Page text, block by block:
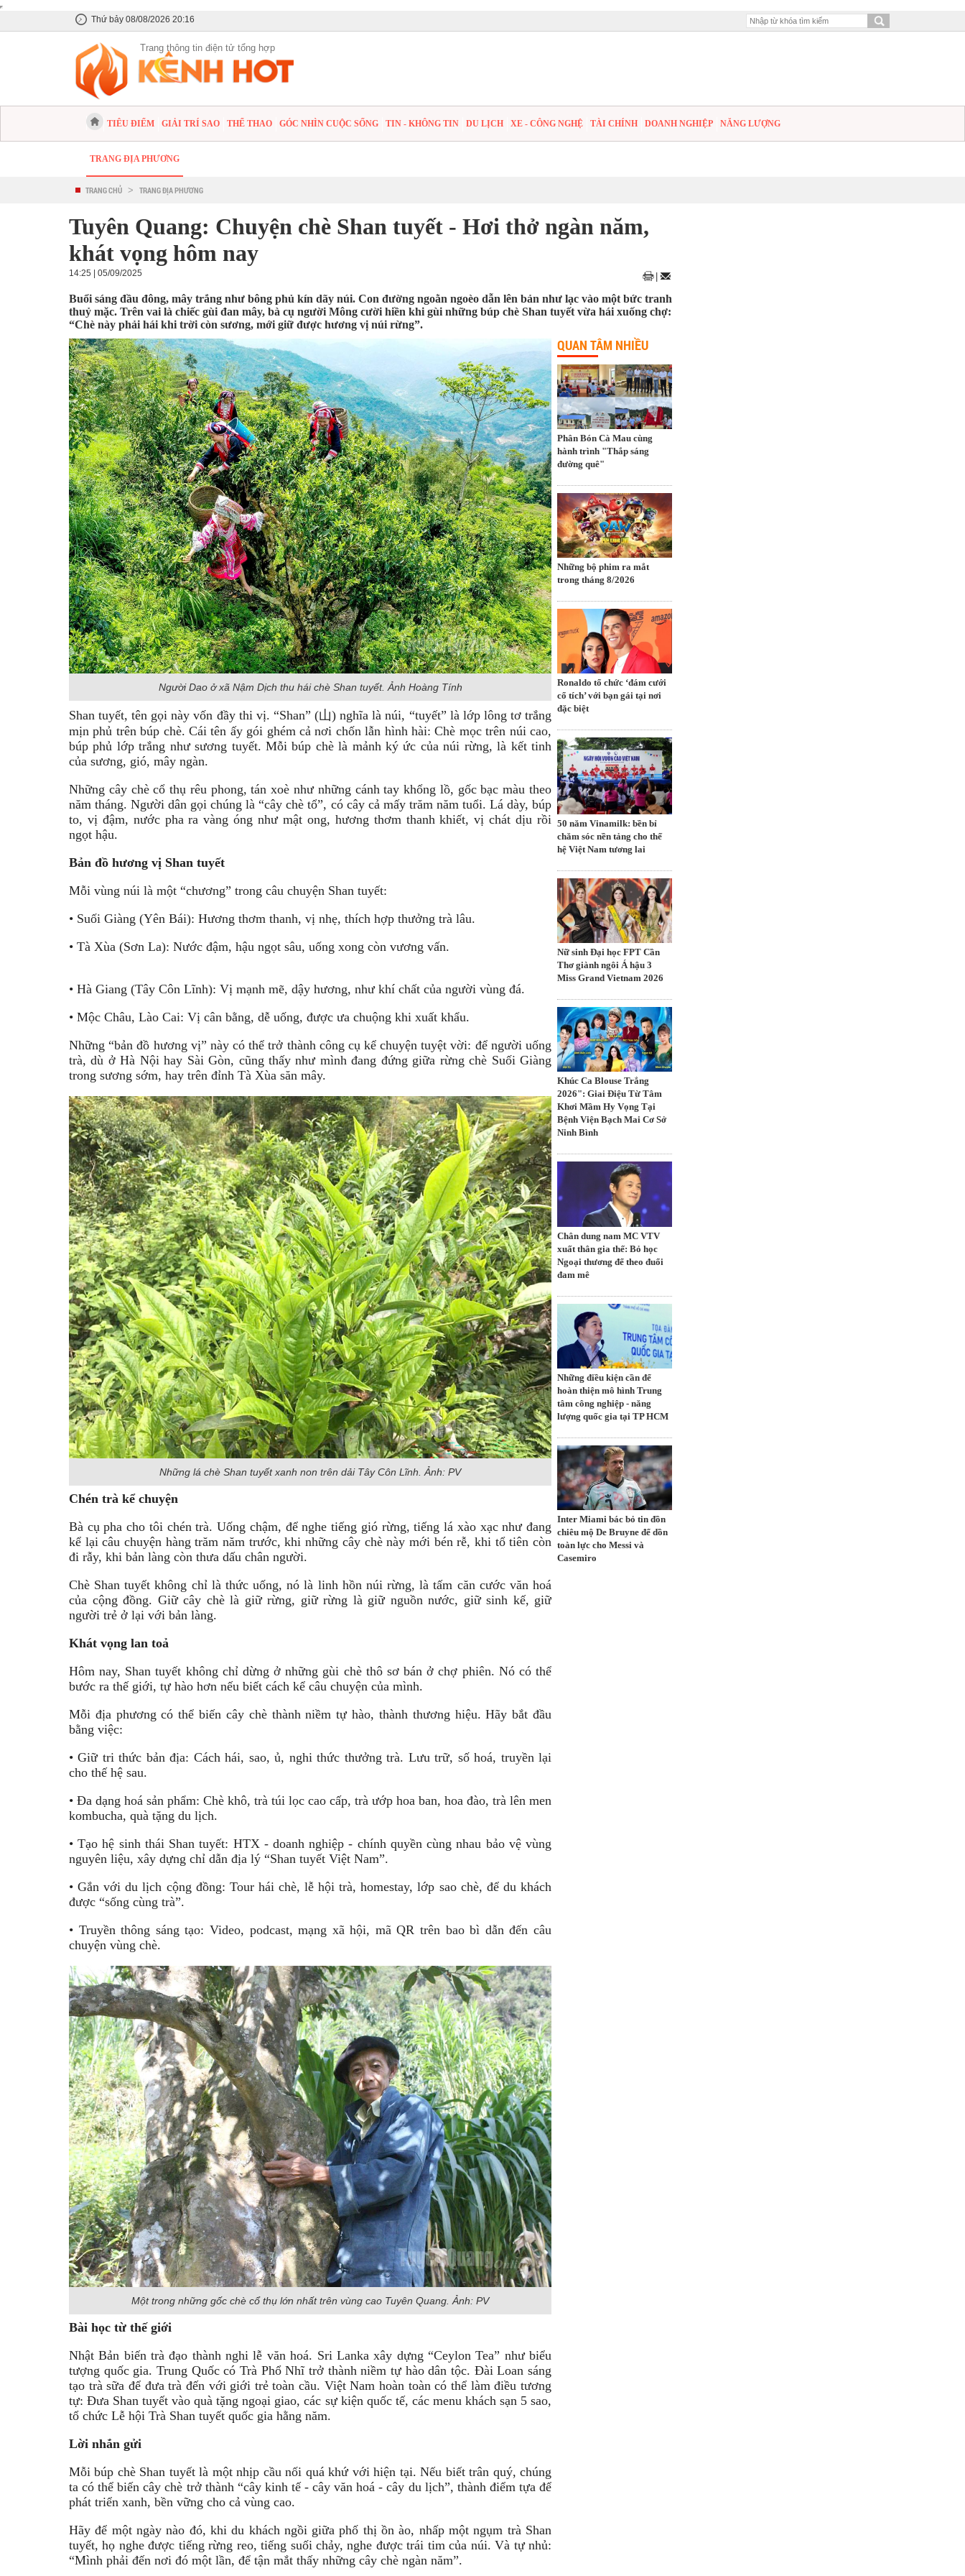
Thứ bảy 08/08/2026 20:16
Trang thông tin điện tử tổng hợp
TIÊU ĐIỂM GIẢI TRÍ SAO THỂ THAO GÓC NHÌN CUỘC SỐNG TIN - KHÔNG TIN DU LỊCH XE - CÔNG NGHỆ TÀI CHÍNH DOANH NGHIỆP NĂNG LƯỢNG
TRANG ĐỊA PHƯƠNG
TRANG CHỦ > TRANG ĐỊA PHƯƠNG
Tuyên Quang: Chuyện chè Shan tuyết - Hơi thở ngàn năm,
khát vọng hôm nay
14:25 | 05/09/2025
Buổi sáng đầu đông, mây trắng như bông phủ kín dãy núi. Con đường ngoằn ngoèo dẫn lên bản như lạc vào một bức tranh
thuỷ mặc. Trên vai là chiếc gùi đan mây, bà cụ người Mông cười hiền khi gùi những búp chè Shan tuyết vừa hái xuống chợ:
“Chè này phải hái khi trời còn sương, mới giữ được hương vị núi rừng”.
Người Dao ở xã Nậm Dịch thu hái chè Shan tuyết. Ảnh Hoàng Tính
Shan tuyết, tên gọi này vốn đầy thi vị. “Shan” (山) nghĩa là núi, “tuyết” là lớp lông tơ trắng
mịn phủ trên búp chè. Cái tên ấy gói ghém cả nơi chốn lẫn hình hài: Chè mọc trên núi cao,
búp phủ lớp trắng như sương tuyết. Mỗi búp chè là mảnh ký ức của núi rừng, là kết tinh
của sương, gió, mây ngàn.
Những cây chè cổ thụ rêu phong, tán xoè như những cánh tay khổng lồ, gốc bạc màu theo
năm tháng. Người dân gọi chúng là “cây chè tổ”, có cây cả mấy trăm năm tuổi. Lá dày, búp
to, vị đậm, nước pha ra vàng óng như mật ong, hương thơm thanh khiết, vị chát dịu rồi
ngọt hậu.
Bản đồ hương vị Shan tuyết
Mỗi vùng núi là một “chương” trong câu chuyện Shan tuyết:
• Suối Giàng (Yên Bái): Hương thơm thanh, vị nhẹ, thích hợp thưởng trà lâu.
• Tà Xùa (Sơn La): Nước đậm, hậu ngọt sâu, uống xong còn vương vấn.
• Hà Giang (Tây Côn Lĩnh): Vị mạnh mẽ, dậy hương, như khí chất của người vùng đá.
• Mộc Châu, Lào Cai: Vị cân bằng, dễ uống, được ưa chuộng khi xuất khẩu.
Những “bản đồ hương vị” này có thể trở thành công cụ kể chuyện tuyệt vời: để người uống
trà, dù ở Hà Nội hay Sài Gòn, cũng thấy như mình đang đứng giữa rừng chè Suối Giàng
trong sương sớm, hay trên đỉnh Tà Xùa săn mây.
Những lá chè Shan tuyết xanh non trên dải Tây Côn Lĩnh. Ảnh: PV
Chén trà kể chuyện
Bà cụ pha cho tôi chén trà. Uống chậm, để nghe tiếng gió rừng, tiếng lá xào xạc như đang
kể lại câu chuyện hàng trăm năm trước, khi những cây chè này mới bén rễ, khi tổ tiên còn
đi rẫy, khi bản làng còn thưa dấu chân người.
Chè Shan tuyết không chỉ là thức uống, nó là linh hồn núi rừng, là tấm căn cước văn hoá
của cộng đồng. Giữ cây chè là giữ rừng, giữ rừng là giữ nguồn nước, giữ sinh kế, giữ
người trẻ ở lại với bản làng.
Khát vọng lan toả
Hôm nay, Shan tuyết không chỉ dừng ở những gùi chè thô sơ bán ở chợ phiên. Nó có thể
bước ra thế giới, tự hào hơn nếu biết cách kể câu chuyện của mình.
Mỗi địa phương có thể biến cây chè thành niềm tự hào, thành thương hiệu. Hãy bắt đầu
bằng việc:
• Giữ tri thức bản địa: Cách hái, sao, ủ, nghi thức thưởng trà. Lưu trữ, số hoá, truyền lại
cho thế hệ sau.
• Đa dạng hoá sản phẩm: Chè khô, trà túi lọc cao cấp, trà ướp hoa ban, hoa đào, trà lên men
kombucha, quà tặng du lịch.
• Tạo hệ sinh thái Shan tuyết: HTX - doanh nghiệp - chính quyền cùng nhau bảo vệ vùng
nguyên liệu, xây dựng chỉ dẫn địa lý “Shan tuyết Việt Nam”.
• Gắn với du lịch cộng đồng: Tour hái chè, lễ hội trà, homestay, lớp sao chè, để du khách
được “sống cùng trà”.
• Truyền thông sáng tạo: Video, podcast, mạng xã hội, mã QR trên bao bì dẫn đến câu
chuyện vùng chè.
Một trong những gốc chè cổ thụ lớn nhất trên vùng cao Tuyên Quang. Ảnh: PV
Bài học từ thế giới
Nhật Bản biến trà đạo thành nghi lễ văn hoá. Sri Lanka xây dựng “Ceylon Tea” như biểu
tượng quốc gia. Trung Quốc có Trà Phổ Nhĩ trở thành niềm tự hào dân tộc. Đài Loan sáng
tạo trà sữa để đưa trà đến với giới trẻ toàn cầu. Việt Nam hoàn toàn có thể làm điều tương
tự: Đưa Shan tuyết vào quà tặng ngoại giao, các sự kiện quốc tế, các menu khách sạn 5 sao,
tổ chức Lễ hội Trà Shan tuyết quốc gia hằng năm.
Lời nhắn gửi
Mỗi búp chè Shan tuyết là một nhịp cầu nối quá khứ với hiện tại. Nếu biết trân quý, chúng
ta có thể biến cây chè trở thành “cây kinh tế - cây văn hoá - cây du lịch”, thành điểm tựa để
phát triển xanh, bền vững cho cả vùng cao.
Hãy để một ngày nào đó, khi du khách ngồi giữa phố thị ồn ào, nhấp một ngụm trà Shan
tuyết, họ nghe được tiếng rừng reo, tiếng suối chảy, nghe được trái tim của núi. Và tự nhủ:
“Mình phải đến nơi đó một lần, để tận mắt thấy những cây chè ngàn năm”.
QUAN TÂM NHIỀU
Phân Bón Cà Mau cùng
hành trình "Thắp sáng
đường quê"
Những bộ phim ra mắt
trong tháng 8/2026
Ronaldo tổ chức ‘đám cưới
cổ tích’ với bạn gái tại nơi
đặc biệt
50 năm Vinamilk: bền bỉ
chăm sóc nền tảng cho thế
hệ Việt Nam tương lai
Nữ sinh Đại học FPT Cần
Thơ giành ngôi Á hậu 3
Miss Grand Vietnam 2026
Khúc Ca Blouse Trắng
2026": Giai Điệu Từ Tâm
Khơi Mầm Hy Vọng Tại
Bệnh Viện Bạch Mai Cơ Sở
Ninh Bình
Chân dung nam MC VTV
xuất thân gia thế: Bỏ học
Ngoại thương để theo đuổi
đam mê
Những điều kiện cần để
hoàn thiện mô hình Trung
tâm công nghiệp - năng
lượng quốc gia tại TP HCM
Inter Miami bác bỏ tin đồn
chiêu mộ De Bruyne để dồn
toàn lực cho Messi và
Casemiro